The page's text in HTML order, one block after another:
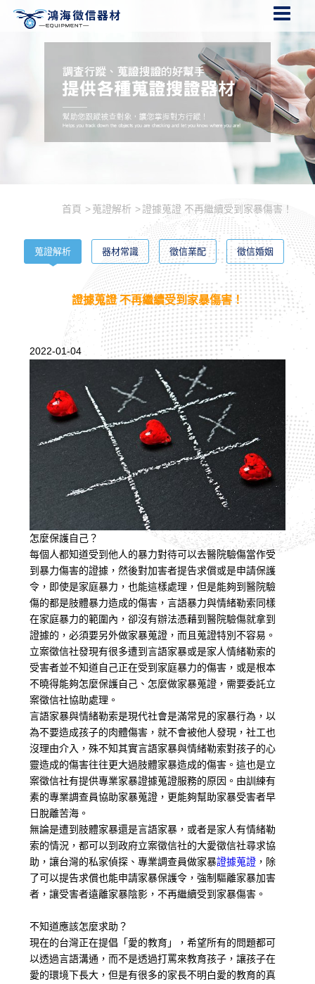
首頁 蒐證解析 證據蒐證 不再繼續受到家暴傷害！
蒐證解析 器材常識 徵信業配 徵信婚姻
證據蒐證 不再繼續受到家暴傷害！
2022-01-04
怎麼保護自己？
每個人都知道受到他人的暴力對待可以去醫院驗傷當作受
到暴力傷害的證據，然後對加害者提告求償或是申請保護
令，即使是家庭暴力，也能這樣處理，但是能夠到醫院驗
傷的都是肢體暴力造成的傷害，言語暴力與情緒勒索同樣
在家庭暴力的範圍內，卻沒有辦法憑藉到醫院驗傷就拿到
證據的，必須要另外做家暴蒐證，而且蒐證特別不容易。
立案徵信社發現有很多遭到言語家暴或是家人情緒勒索的
受害者並不知道自己正在受到家庭暴力的傷害，或是根本
不曉得能夠怎麼保護自己、怎麼做家暴蒐證，需要委託立
案徵信社協助處理。
言語家暴與情緒勒索是現代社會是滿常見的家暴行為，以
為不要造成孩子的肉體傷害，就不會被他人發現，社工也
沒理由介入，殊不知其實言語家暴與情緒勒索對孩子的心
靈造成的傷害往往更大過肢體家暴造成的傷害。這也是立
案徵信社有提供專業家暴證據蒐證服務的原因。由訓練有
素的專業調查員協助家暴蒐證，更能夠幫助家暴受害者早
日脫離苦海。
無論是遭到肢體家暴還是言語家暴，或者是家人有情緒勒
索的情況，都可以到政府立案徵信社的大愛徵信社尋求協
助，讓台灣的私家偵探、專業調查員做家暴證據蒐證 ，除
了可以提告求償也能申請家暴保護令，強制驅離家暴加害
者，讓受害者遠離家暴陰影，不再繼續受到家暴傷害。
不知道應該怎麼求助？
現在的台灣正在提倡「愛的教育」，希望所有的問題都可
以透過言語溝通，而不是透過打罵來教育孩子，讓孩子在
愛的環境下長大，但是有很多的家長不明白愛的教育的真